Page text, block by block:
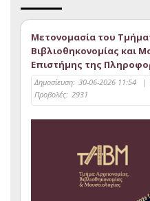
Μετονομασία του
Βιβλιοθηκονομίας και
Επιστήμης της
Δημοσίευση: 30-06-2026 11:54 |
Προβολές: 2931